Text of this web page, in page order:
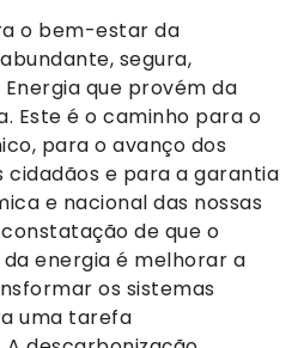
o bem-estar da
segura,
que provém da
Este é o caminho para o
para o avanço dos
cidadãos e para a garantia
e nacional das nossas
de que o
energia é melhorar a
os sistemas
uma tarefa